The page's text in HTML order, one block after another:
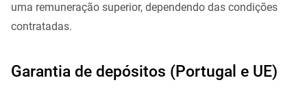
uma remuneração superior, dependendo das condições
contratadas.
Garantia de depósitos (Portugal e UE)